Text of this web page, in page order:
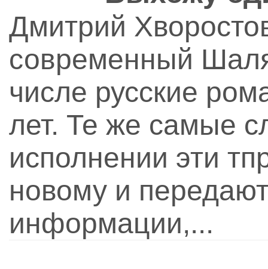
Дмитрий
современный
числе русские
лет. Те же самые
исполнении эти
новому и
информации,...